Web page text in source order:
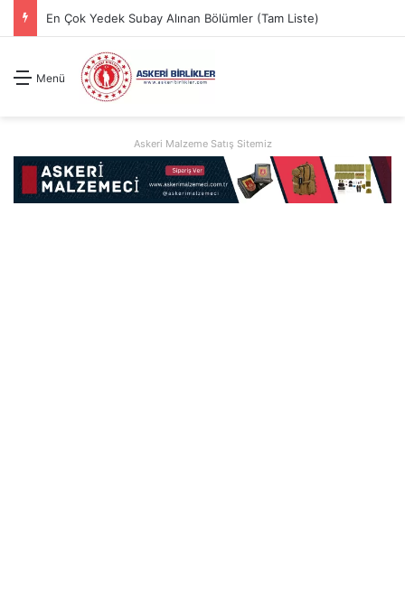
En Çok Yedek Subay Alınan Bölümler (Tam Liste)
Menü
Askeri Malzeme Satış Sitemiz